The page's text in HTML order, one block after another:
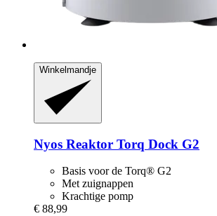
Winkelmandje
Nyos Reaktor Torq Dock G2
Basis voor de Torq® G2
Met zuignappen
Krachtige pomp
€ 88,99